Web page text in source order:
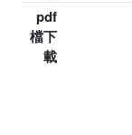
pdf
檔下
載